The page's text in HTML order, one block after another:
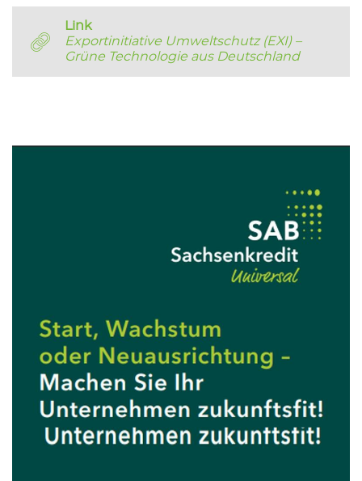
Link
Exportinitiative Umweltschutz (EXI) –
Grüne Technologie aus Deutschland